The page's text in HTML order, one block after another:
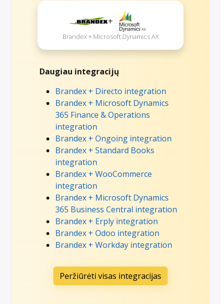
+
Brandex + Microsoft Dynamics AX
Daugiau integracijų
Brandex + Directo integration
Brandex + Microsoft Dynamics
365 Finance & Operations
integration
Brandex + Ongoing integration
Brandex + Standard Books
integration
Brandex + WooCommerce
integration
Brandex + Microsoft Dynamics
365 Business Central integration
Brandex + Erply integration
Brandex + Odoo integration
Brandex + Workday integration
Peržiūrėti visas integracijas